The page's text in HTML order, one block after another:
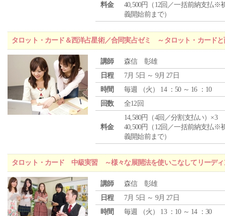
料金
40,500円（12回／一括前納支払※
義開始前まで）
タロット・カード＆西洋占星術／合同実占ゼミ ～タロット・カード
講師
森信 彰雄
日程
7月 5日 ～ 9月 27日
時間
毎週 （火 ） 14 ：50 ～ 16 ：10
回数
全12回
料金
14,580円（4回／分割支払い）×3
40,500円（12回／一括前納支払※
義開始前まで）
タロット・カード 中級実習 ～様々な展開法を使いこなしてリーディ
講師
森信 彰雄
日程
7月 5日 ～ 9月 27日
時間
毎週 （火 ） 13 ：10 ～ 14 ：30